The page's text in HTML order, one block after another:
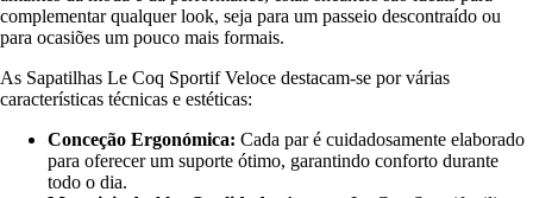
complementar qualquer look, seja para um passeio descontraído ou
para ocasiões um pouco mais formais.
As Sapatilhas Le Coq Sportif Veloce destacam-se por várias
características técnicas e estéticas:
Conceção Ergonómica: Cada par é cuidadosamente elaborado
para oferecer um suporte ótimo, garantindo conforto durante
todo o dia.